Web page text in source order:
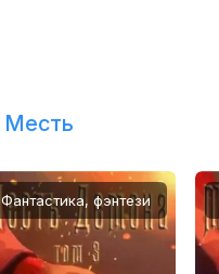
Месть
Фантастика, фэнтези